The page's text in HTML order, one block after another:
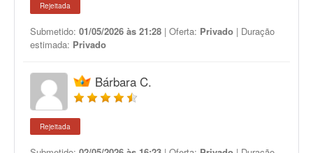
Rejeitada
Submetido: 01/05/2026 às 21:28 | Oferta: Privado | Duração
estimada: Privado
Bárbara C.
Rejeitada